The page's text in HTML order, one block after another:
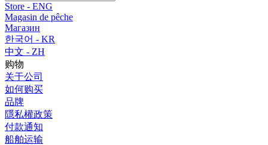
Store - ENG
Magasin de pêche
Магазин
한국어 - KR
中文 - ZH
购物
关于公司
如何购买
品牌
隱私權政策
付款通知
船舶运输